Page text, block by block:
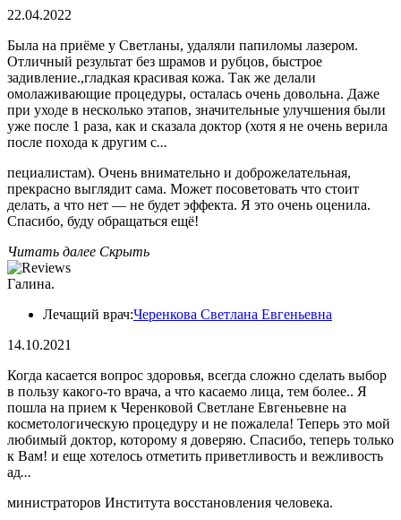
22.04.2022
Была на приёме у Светланы, удаляли папиломы лазером.
Отличный результат без шрамов и рубцов, быстрое
задивление.,гладкая красивая кожа. Так же делали
омолаживающие процедуры, осталась очень довольна. Даже
при уходе в несколько этапов, значительные улучшения были
уже после 1 раза, как и сказала доктор (хотя я не очень верила
после похода к другим с...
пециалистам). Очень внимательно и доброжелательная,
прекрасно выглядит сама. Может посоветовать что стоит
делать, а что нет — не будет эффекта. Я это очень оценила.
Спасибо, буду обращаться ещё!
Читать далее Скрыть
Галина.
Лечащий врач:Черенкова Светлана Евгеньевна
14.10.2021
Когда касается вопрос здоровья, всегда сложно сделать выбор
в пользу какого-то врача, а что касаемо лица, тем более.. Я
пошла на прием к Черенковой Светлане Евгеньевне на
косметологическую процедуру и не пожалела! Теперь это мой
любимый доктор, которому я доверяю. Спасибо, теперь только
к Вам! и еще хотелось отметить приветливость и вежливость
ад...
министраторов Института восстановления человека.